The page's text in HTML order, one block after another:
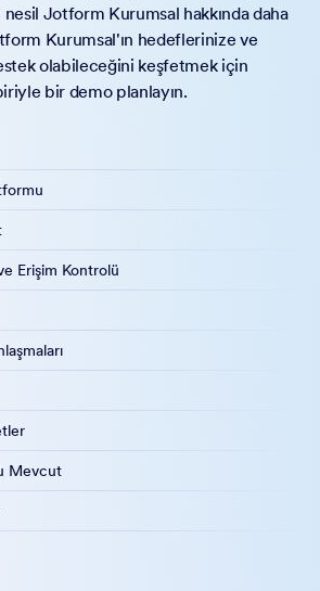
Jotform Kurumsal hakkında daha
Kurumsal'ın hedeflerinize ve
olabileceğini keşfetmek için
bir demo planlayın.
Erişim Kontrolü
Mevcut